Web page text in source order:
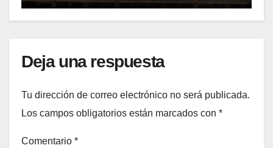
Deja una respuesta
Tu dirección de correo electrónico no será publicada.
Los campos obligatorios están marcados con *
Comentario *